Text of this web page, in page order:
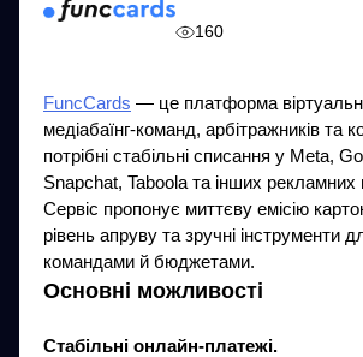
160
FuncCards — це платформа
медіабаїнг-команд, арбітражників та
потрібні стабільні списання у Meta,
Snapchat, Taboola та інших
Сервіс пропонує миттєву емісію
рівень апруву та зручні інструменти
командами й бюджетами.
Основні можливості
Стабільні онлайн-платежі.